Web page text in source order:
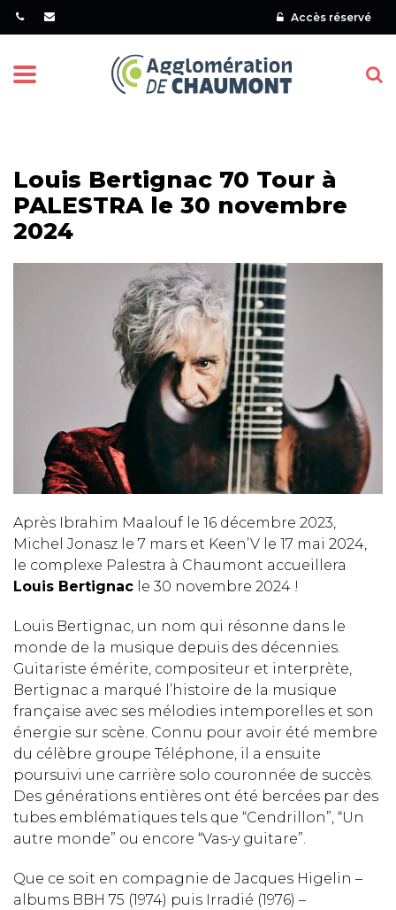
Accès réservé
Menu
Louis Bertignac 70 Tour à
PALESTRA le 30 novembre
2024
Après Ibrahim Maalouf le 16 décembre 2023,
Michel Jonasz le 7 mars et Keen’V le 17 mai 2024,
le complexe Palestra à Chaumont accueillera
Louis Bertignac le 30 novembre 2024 !
Louis Bertignac, un nom qui résonne dans le
monde de la musique depuis des décennies.
Guitariste émérite, compositeur et interprète,
Bertignac a marqué l’histoire de la musique
française avec ses mélodies intemporelles et son
énergie sur scène. Connu pour avoir été membre
du célèbre groupe Téléphone, il a ensuite
poursuivi une carrière solo couronnée de succès.
Des générations entières ont été bercées par des
tubes emblématiques tels que “Cendrillon”, “Un
autre monde” ou encore “Vas-y guitare”.
Que ce soit en compagnie de Jacques Higelin –
albums BBH 75 (1974) puis Irradié (1976) –